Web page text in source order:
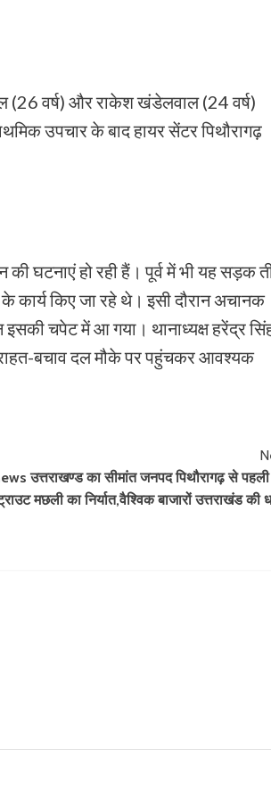
(26 वर्ष) और राकेश खंडेलवाल (24 वर्ष)
उपचार के बाद हायर सेंटर पिथौरागढ़
की घटनाएं हो रही हैं। पूर्व में भी यह सड़क
कार्य किए जा रहे थे। इसी दौरान अचानक
चपेट में आ गया। थानाध्यक्ष हरेंद्र
राहत-बचाव दल मौके पर पहुंचकर आवश्यक
उत्तराखण्ड का सीमांत जनपद पिथौरागढ़ से पहली
मछली का निर्यात,वैश्विक बाजारों उत्तराखंड की